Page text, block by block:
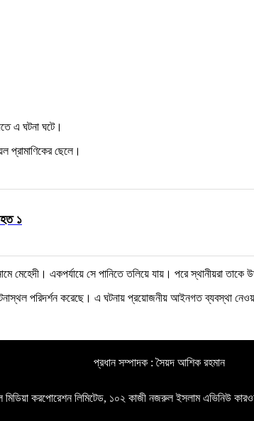
এ ঘটনা ঘটে।
প্রামাণিকের ছেলে।
১
মেহেদী। একপর্যায়ে সে পানিতে তলিয়ে যায়। পরে স্থানীয়রা তাকে
পরিদর্শন করেছে। এ ঘটনায় প্রয়োজনীয় আইনগত ব্যবস্থা
প্রধান সম্পাদক : সৈয়দ আশিক রহমান
মিডিয়া করপোরেশন লিমিটেড, ১০২ কাজী নজরুল ইসলাম এভিনিউ